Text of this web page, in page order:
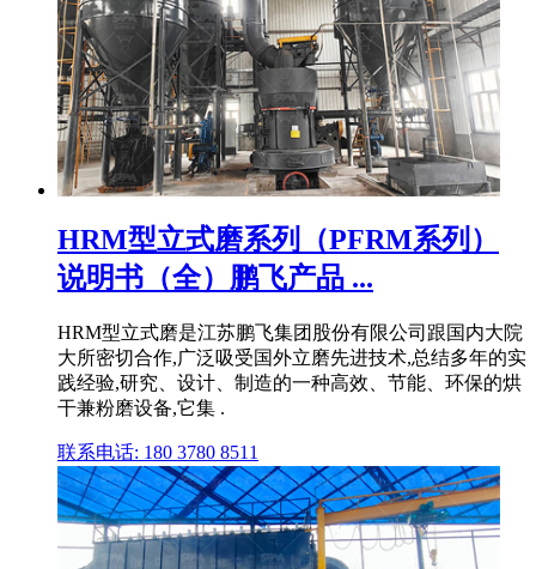
HRM型立式磨系列（PFRM系列）
说明书（全）鹏飞产品 ...
HRM型立式磨是江苏鹏飞集团股份有限公司跟国内大院
大所密切合作,广泛吸受国外立磨先进技术,总结多年的实
践经验,研究、设计、制造的一种高效、节能、环保的烘
干兼粉磨设备,它集 .
联系电话: 180 3780 8511